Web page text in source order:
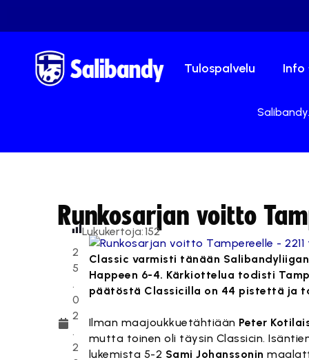
Tulospalvelu Info
Runkosarjan voitto
2
5
.
0
2
.
2
Lukukertoja:152
Classic varmisti tänään
Happeen 6-4. Kärkiottelua todisti
päätöstä Classicilla on 44 pistettä ja
Ilman maajoukkuetähtiään Peter
mutta toinen oli täysin Classicin.
lukemista 5-2 Sami Johanssonin